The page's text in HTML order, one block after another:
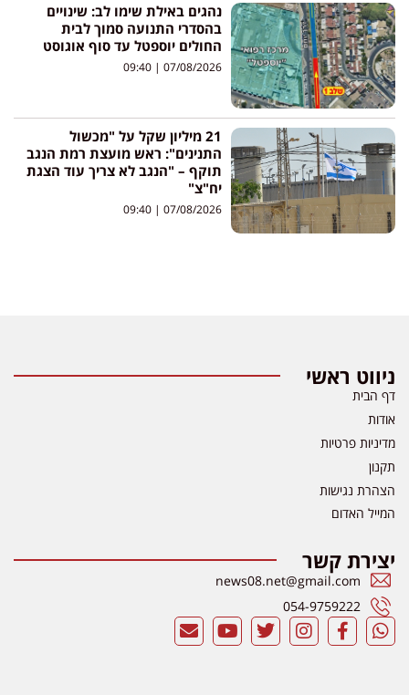
נהגים באילת שימו לב: שינויים
בהסדרי התנועה סמוך לבית
החולים יוספטל עד סוף אוגוסט
07/08/2026
21 מיליון שקל על "מכשול
התנינים": ראש מועצת רמת הנגב
תוקף – "הנגב לא צריך עוד הצגת
יח"צ"
07/08/2026
ניווט ראשי
דף הבית
אודות
מדיניות פרטיות
תקנון
הצהרת נגישות
המייל האדום
יצירת קשר
news08.net@gmail.com
054-9759222